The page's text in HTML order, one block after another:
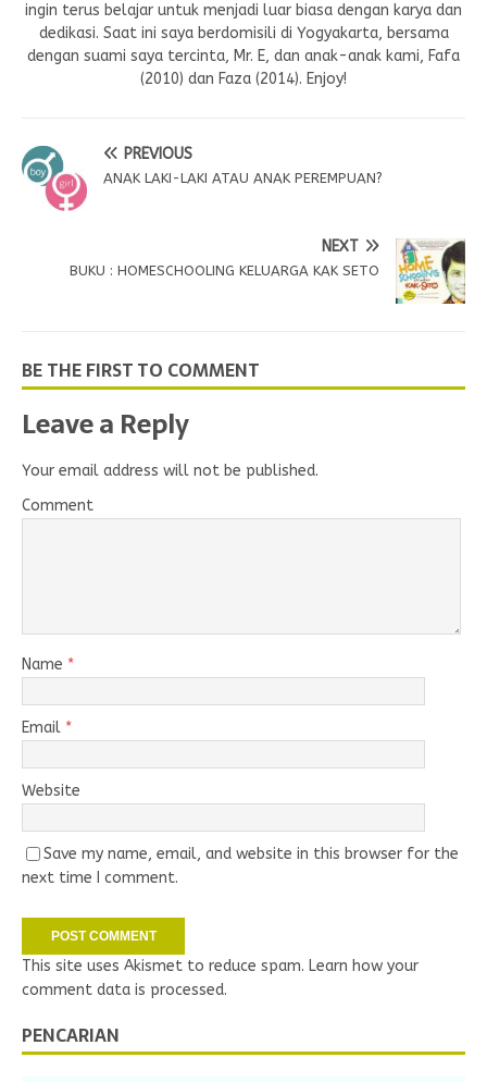
ingin terus belajar untuk menjadi luar biasa dengan karya dan
dedikasi. Saat ini saya berdomisili di Yogyakarta, bersama
dengan suami saya tercinta, Mr. E, dan anak-anak kami, Fafa
(2010) dan Faza (2014). Enjoy!
PREVIOUS
ANAK LAKI-LAKI ATAU ANAK PEREMPUAN?
NEXT
BUKU : HOMESCHOOLING KELUARGA KAK SETO
BE THE FIRST TO COMMENT
Leave a Reply
Your email address will not be published.
Comment
Name *
Email *
Website
Save my name, email, and website in this browser for the
next time I comment.
This site uses Akismet to reduce spam. Learn how your
comment data is processed.
PENCARIAN